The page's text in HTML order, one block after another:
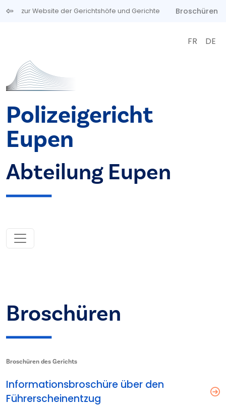
Direkt zum Inhalt
zur Website der Gerichtshöfe und Gerichte Broschüren
FR DE
Polizeigericht
Eupen
Abteilung Eupen
Broschüren
Broschüren des Gerichts
Informationsbroschüre über den
Führerscheinentzug